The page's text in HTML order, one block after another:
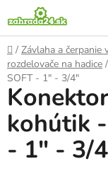
na
obsah
Domov
/ Závlaha a čerpanie
rozdelovače na hadice /
SOFT - 1" - 3/4"
kohútik
- 1" - 3/